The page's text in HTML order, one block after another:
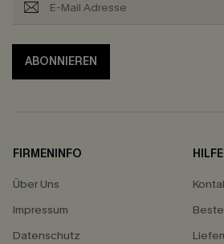
ABONNIEREN
FIRMENINFO
Über Uns
Impressum
Datenschutz
HILFE